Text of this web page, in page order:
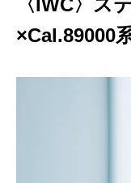
×Cal.89000